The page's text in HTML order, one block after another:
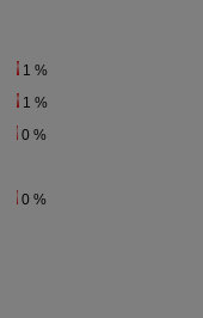
1 %
1 %
0 %
0 %